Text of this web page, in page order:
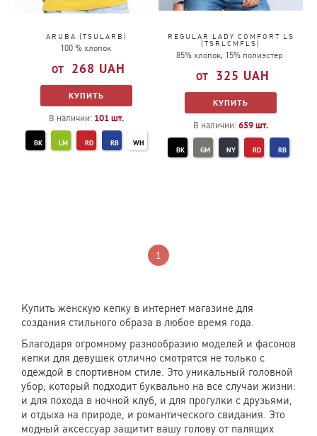
Купить женскую кепку в интернет магазине для
создания стильного образа в любое время года.
Благодаря огромному разнообразию моделей и фасонов
кепки для девушек отлично смотрятся не только с
одеждой в спортивном стиле. Это уникальный головной
убор, который подходит буквально на все случаи жизни:
и для похода в ночной клуб, и для прогулки с друзьями,
и отдыха на природе, и романтического свидания. Это
модный аксессуар защитит вашу голову от палящих
ARUBA (TSULARB)
100 % хлопок
268 UAH
КУПИТЬ
В наличии: 101шт.
BK LM RD RB WH
REGULAR LADY COMFORT LS
(TSRLCMFLS)
85% хлопок, 15% полиэстер
325 UAH
КУПИТЬ
В наличии:659шт.
BK GM NY RD RB
1